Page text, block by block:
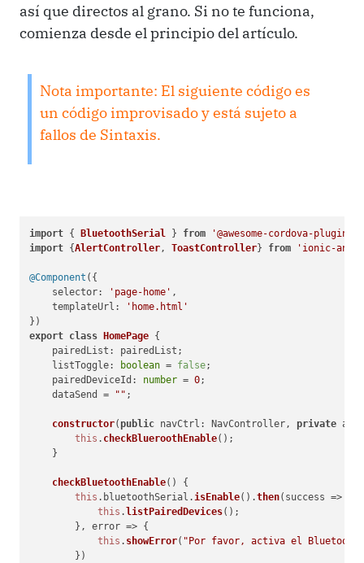
así que directos al grano. Si no te funciona,
comienza desde el principio del artículo.
Nota importante: El siguiente código es
un código improvisado y está sujeto a
fallos de Sintaxis.
import { BluetoothSerial } from
'@awesome-cordova-
import {AlertController , ToastController} from 'ionic-
@Component ({
selector: 'page-home' ,
templateUrl :
'home.html'
export class HomePage {
pairedList : pairedList;
listToggle: boolean = false;
pairedDeviceId : number = 0;
    dataSend =
"" ;
constructor( public navCtrl: NavController, private
this . checkBlueroothEnable();
    }
checkBluetoothEnable( ) {
this . bluetoothSerial . isEnable().then( success =>
this .listPairedDevices();
        },
error => {
this . showError( "Por favor, activa el
        })